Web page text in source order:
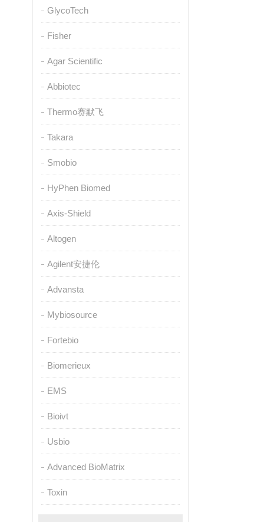
GlycoTech
Fisher
Agar Scientific
Abbiotec
Thermo赛默飞
Takara
Smobio
HyPhen Biomed
Axis-Shield
Altogen
Agilent安捷伦
Advansta
Mybiosource
Fortebio
Biomerieux
EMS
Bioivt
Usbio
Advanced BioMatrix
Toxin